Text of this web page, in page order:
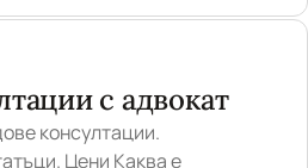
с адвокат
консултации.
Цени Каква е